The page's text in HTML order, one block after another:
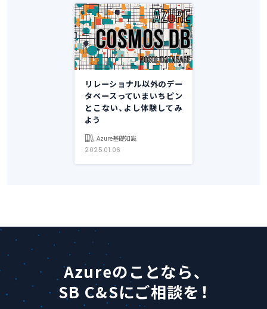
リレーショナル以外のデー
タベースっていまいちピン
とこない、よし体験してみ
よう
Azure基礎知識
2025.01.06
Azureのことなら、
SB C&Sにご相談を！